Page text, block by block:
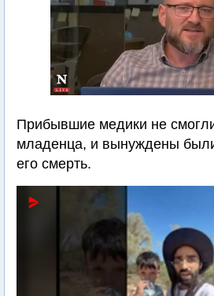
Прибывшие медики не
младенца, и вынуждены были
его смерть.